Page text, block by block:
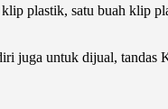
plastik, satu buah klip
juga untuk dijual, tandas